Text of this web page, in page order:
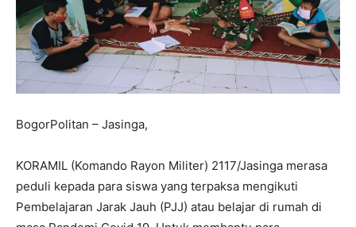
BogorPolitan – Jasinga,
KORAMIL (Komando Rayon Militer) 2117/Jasinga merasa
peduli kepada para siswa yang terpaksa mengikuti
Pembelajaran Jarak Jauh (PJJ) atau belajar di rumah di